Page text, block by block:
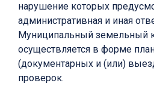
нарушение которых
административная и иная
Муниципальный земельный
осуществляется в форме
(документарных и (или)
проверок.